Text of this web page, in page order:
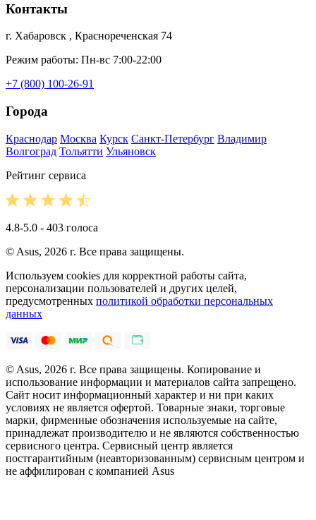
Контакты
г. Хабаровск , Краснореченская 74
Режим работы: Пн-вс 7:00-22:00
+7 (800) 100-26-91
Города
Краснодар Москва Курск Санкт-Петербург Владимир
Волгоград Тольятти Ульяновск
Рейтинг сервиса
4.8-5.0 - 403 голоса
© Asus, 2026 г. Все права защищены.
Используем cookies для корректной работы сайта,
персонализации пользователей и других целей,
предусмотренных политикой обработки персональных
данных
© Asus, 2026 г. Все права защищены. Копирование и
использование информации и материалов сайта запрещено.
Сайт носит информационный характер и ни при каких
условиях не является офертой. Товарные знаки, торговые
марки, фирменные обозначения используемые на сайте,
принадлежат производителю и не являются собственностью
сервисного центра. Сервисный центр является
постгарантийным (неавторизованным) сервисным центром и
не аффилирован с компанией Asus